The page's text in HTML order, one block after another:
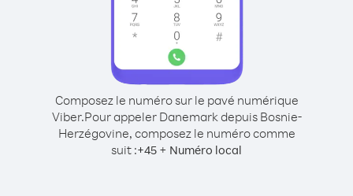
Composez le numéro sur le pavé numérique
Viber.Pour appeler Danemark depuis Bosnie-
Herzégovine, composez le numéro comme
suit :+45 + Numéro local